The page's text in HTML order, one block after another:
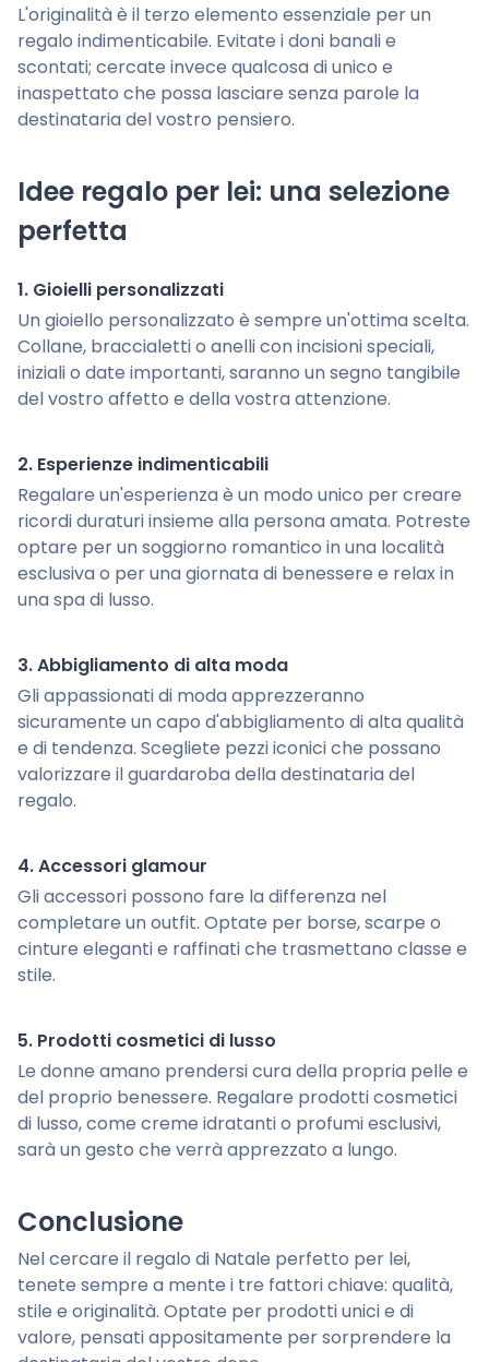
L'originalità è il terzo elemento essenziale per un
regalo indimenticabile. Evitate i doni banali e
scontati; cercate invece qualcosa di unico e
inaspettato che possa lasciare senza parole la
destinataria del vostro pensiero.
Idee regalo per lei: una selezione
perfetta
1. Gioielli personalizzati
Un gioiello personalizzato è sempre un'ottima scelta.
Collane, braccialetti o anelli con incisioni speciali,
iniziali o date importanti, saranno un segno tangibile
del vostro affetto e della vostra attenzione.
2. Esperienze indimenticabili
Regalare un'esperienza è un modo unico per creare
ricordi duraturi insieme alla persona amata. Potreste
optare per un soggiorno romantico in una località
esclusiva o per una giornata di benessere e relax in
una spa di lusso.
3. Abbigliamento di alta moda
Gli appassionati di moda apprezzeranno
sicuramente un capo d'abbigliamento di alta qualità
e di tendenza. Scegliete pezzi iconici che possano
valorizzare il guardaroba della destinataria del
regalo.
4. Accessori glamour
Gli accessori possono fare la differenza nel
completare un outfit. Optate per borse, scarpe o
cinture eleganti e raffinati che trasmettano classe e
stile.
5. Prodotti cosmetici di lusso
Le donne amano prendersi cura della propria pelle e
del proprio benessere. Regalare prodotti cosmetici
di lusso, come creme idratanti o profumi esclusivi,
sarà un gesto che verrà apprezzato a lungo.
Conclusione
Nel cercare il regalo di Natale perfetto per lei,
tenete sempre a mente i tre fattori chiave: qualità,
stile e originalità. Optate per prodotti unici e di
valore, pensati appositamente per sorprendere la